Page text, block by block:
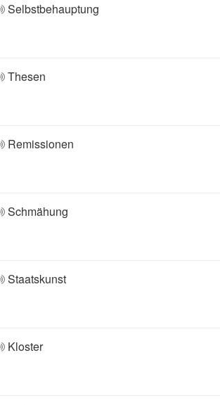
Selbstbehauptung
Thesen
Remissionen
Schmähung
Staatskunst
Kloster